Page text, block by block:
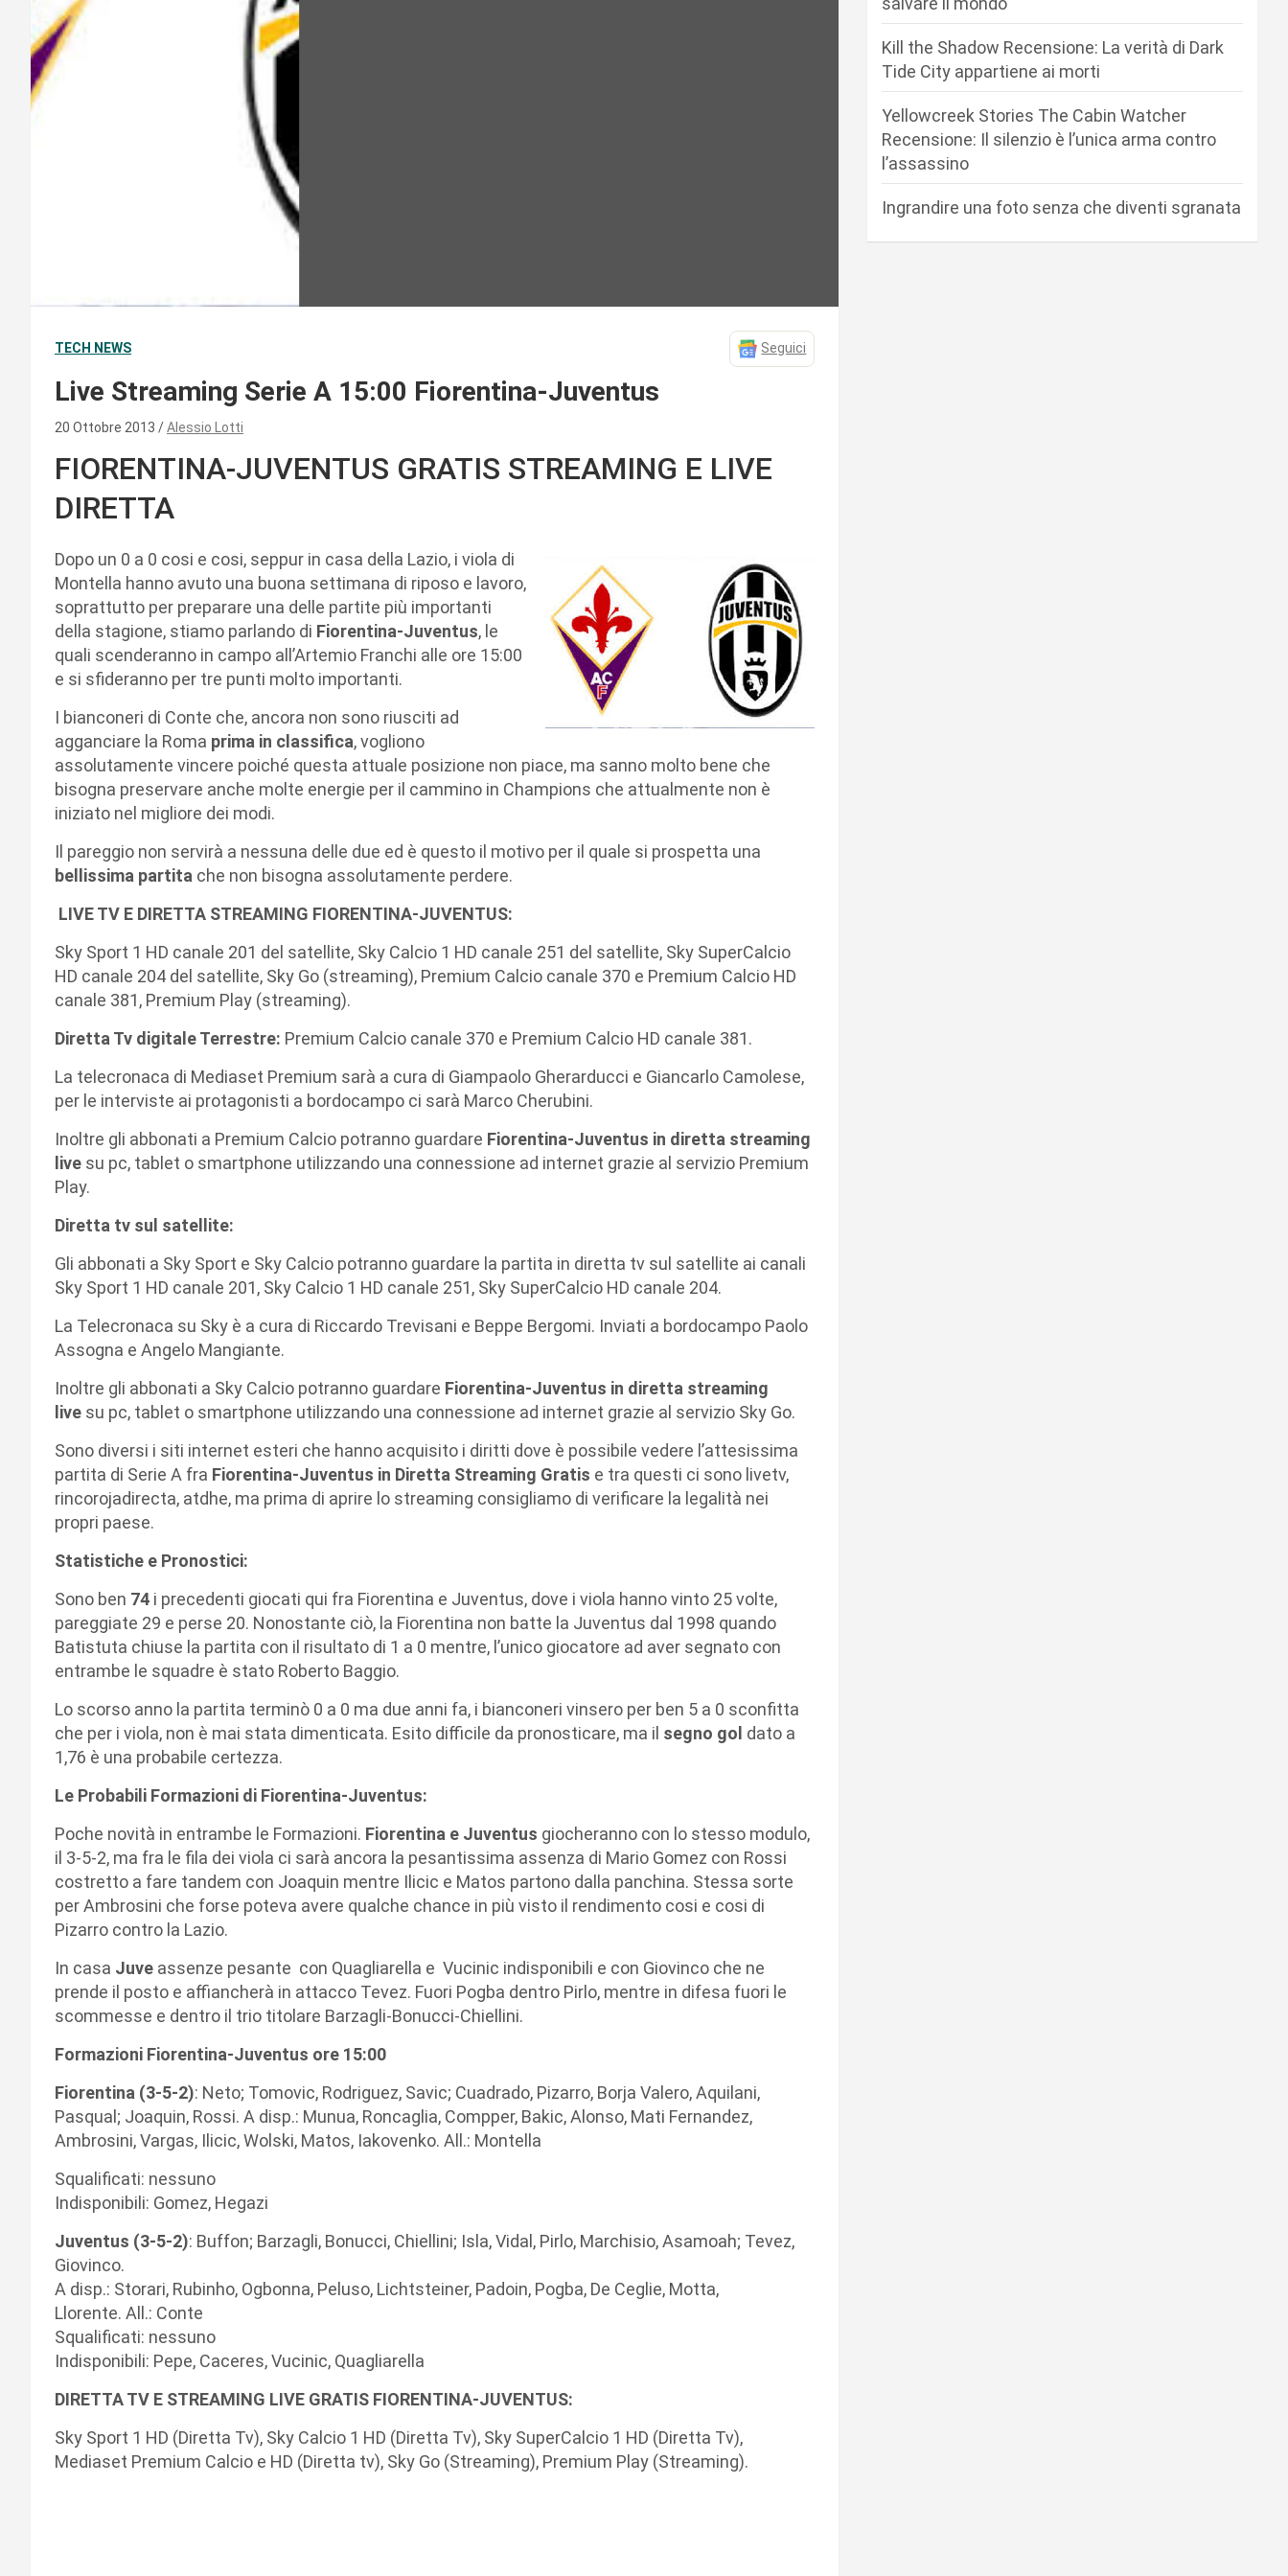
TECH NEWS Seguici
Live Streaming Serie A 15:00 Fiorentina-Juventus
20 Ottobre 2013 Alessio Lotti
FIORENTINA-JUVENTUS GRATIS STREAMING E LIVE
DIRETTA
Dopo un 0 a 0 cosi e cosi, seppur in casa della Lazio, i viola di
Montella hanno avuto una buona settimana di riposo e lavoro,
soprattutto per preparare una delle partite più importanti
della stagione, stiamo parlando di Fiorentina-Juventus, le
quali scenderanno in campo all’Artemio Franchi alle ore 15:00
e si sfideranno per tre punti molto importanti.
I bianconeri di Conte che, ancora non sono riusciti ad
agganciare la Roma prima in classifica, vogliono
assolutamente vincere poiché questa attuale posizione non piace, ma sanno molto bene che
bisogna preservare anche molte energie per il cammino in Champions che attualmente non è
iniziato nel migliore dei modi.
Il pareggio non servirà a nessuna delle due ed è questo il motivo per il quale si prospetta una
bellissima partita che non bisogna assolutamente perdere.
LIVE TV E DIRETTA STREAMING FIORENTINA-JUVENTUS:
Sky Sport 1 HD canale 201 del satellite, Sky Calcio 1 HD canale 251 del satellite, Sky SuperCalcio
HD canale 204 del satellite, Sky Go (streaming), Premium Calcio canale 370 e Premium Calcio HD
canale 381, Premium Play (streaming).
Diretta Tv digitale Terrestre: Premium Calcio canale 370 e Premium Calcio HD canale 381.
La telecronaca di Mediaset Premium sarà a cura di Giampaolo Gherarducci e Giancarlo Camolese,
per le interviste ai protagonisti a bordocampo ci sarà Marco Cherubini.
Inoltre gli abbonati a Premium Calcio potranno guardare Fiorentina-Juventus in diretta streaming
live su pc, tablet o smartphone utilizzando una connessione ad internet grazie al servizio Premium
Play.
Diretta tv sul satellite:
Gli abbonati a Sky Sport e Sky Calcio potranno guardare la partita in diretta tv sul satellite ai canali
Sky Sport 1 HD canale 201, Sky Calcio 1 HD canale 251, Sky SuperCalcio HD canale 204.
La Telecronaca su Sky è a cura di Riccardo Trevisani e Beppe Bergomi. Inviati a bordocampo Paolo
Assogna e Angelo Mangiante.
Inoltre gli abbonati a Sky Calcio potranno guardare Fiorentina-Juventus in diretta streaming
live su pc, tablet o smartphone utilizzando una connessione ad internet grazie al servizio Sky Go.
Sono diversi i siti internet esteri che hanno acquisito i diritti dove è possibile vedere l’attesissima
partita di Serie A fra Fiorentina-Juventus in Diretta Streaming Gratis e tra questi ci sono livetv,
rincorojadirecta, atdhe, ma prima di aprire lo streaming consigliamo di verificare la legalità nei
propri paese.
Statistiche e Pronostici:
Sono ben 74 i precedenti giocati qui fra Fiorentina e Juventus, dove i viola hanno vinto 25 volte,
pareggiate 29 e perse 20. Nonostante ciò, la Fiorentina non batte la Juventus dal 1998 quando
Batistuta chiuse la partita con il risultato di 1 a 0 mentre, l’unico giocatore ad aver segnato con
entrambe le squadre è stato Roberto Baggio.
Lo scorso anno la partita terminò 0 a 0 ma due anni fa, i bianconeri vinsero per ben 5 a 0 sconfitta
che per i viola, non è mai stata dimenticata. Esito difficile da pronosticare, ma il segno gol dato a
1,76 è una probabile certezza.
Le Probabili Formazioni di Fiorentina-Juventus:
Poche novità in entrambe le Formazioni. Fiorentina e Juventus giocheranno con lo stesso modulo,
il 3-5-2, ma fra le fila dei viola ci sarà ancora la pesantissima assenza di Mario Gomez con Rossi
costretto a fare tandem con Joaquin mentre Ilicic e Matos partono dalla panchina. Stessa sorte
per Ambrosini che forse poteva avere qualche chance in più visto il rendimento cosi e cosi di
Pizarro contro la Lazio.
In casa Juve assenze pesante con Quagliarella e Vucinic indisponibili e con Giovinco che ne
prende il posto e affiancherà in attacco Tevez. Fuori Pogba dentro Pirlo, mentre in difesa fuori le
scommesse e dentro il trio titolare Barzagli-Bonucci-Chiellini.
Formazioni Fiorentina-Juventus ore 15:00
Fiorentina (3-5-2): Neto; Tomovic, Rodriguez, Savic; Cuadrado, Pizarro, Borja Valero, Aquilani,
Pasqual; Joaquin, Rossi. A disp.: Munua, Roncaglia, Compper, Bakic, Alonso, Mati Fernandez,
Ambrosini, Vargas, Ilicic, Wolski, Matos, Iakovenko. All.: Montella
Squalificati: nessuno
Indisponibili: Gomez, Hegazi
Juventus (3-5-2): Buffon; Barzagli, Bonucci, Chiellini; Isla, Vidal, Pirlo, Marchisio, Asamoah; Tevez,
Giovinco.
A disp.: Storari, Rubinho, Ogbonna, Peluso, Lichtsteiner, Padoin, Pogba, De Ceglie, Motta,
Llorente. All.: Conte
Squalificati: nessuno
Indisponibili: Pepe, Caceres, Vucinic, Quagliarella
DIRETTA TV E STREAMING LIVE GRATIS FIORENTINA-JUVENTUS:
Sky Sport 1 HD (Diretta Tv), Sky Calcio 1 HD (Diretta Tv), Sky SuperCalcio 1 HD (Diretta Tv),
Mediaset Premium Calcio e HD (Diretta tv), Sky Go (Streaming), Premium Play (Streaming).
Kill the Shadow Recensione: La verità di Dark
Tide City appartiene ai morti
Yellowcreek Stories The Cabin Watcher
Recensione: Il silenzio è l’unica arma contro
l’assassino
Ingrandire una foto senza che diventi sgranata